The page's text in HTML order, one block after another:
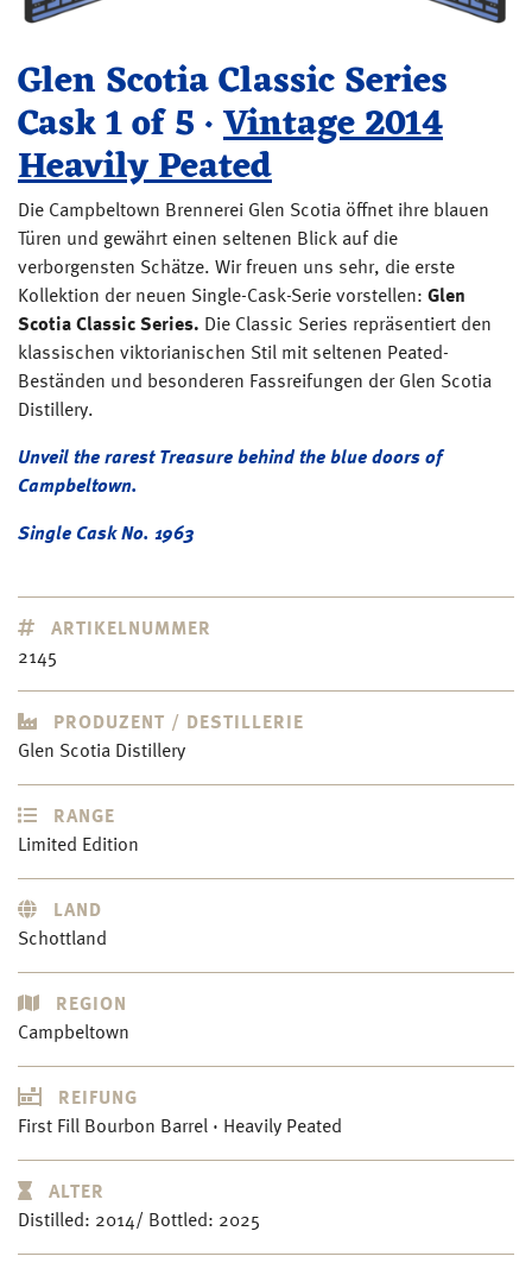
Glen Scotia Classic Series
Cask 1 of 5 ·Vintage 2014
Heavily Peated
Die Campbeltown Brennerei Glen Scotia öffnet ihre blauen
Türen und gewährt einen seltenen Blick auf die
verborgensten Schätze. Wir freuen uns sehr, die erste
Kollektion der neuen Single-Cask-Serie vorstellen: Glen
Scotia Classic Series. Die Classic Series repräsentiert den
klassischen viktorianischen Stil mit seltenen Peated-
Beständen und besonderen Fassreifungen der Glen Scotia
Distillery.
Unveil the rarest Treasure behind the blue doors of
Campbeltown.
Single Cask No. 1963
ARTIKELNUMMER
2145
PRODUZENT / DESTILLERIE
Glen Scotia Distillery
RANGE
Limited Edition
LAND
Schottland
REGION
Campbeltown
REIFUNG
First Fill Bourbon Barrel · Heavily Peated
ALTER
Distilled: 2014/ Bottled: 2025